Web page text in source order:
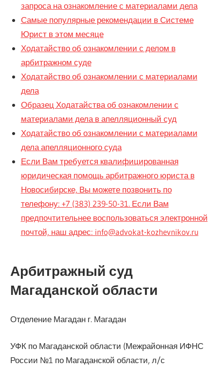
запроса на ознакомление с материалами дела
Самые популярные рекомендации в Системе
Юрист в этом месяце
Ходатайство об ознакомлении с делом в
арбитражном суде
Ходатайство об ознакомлении с материалами
дела
Образец Ходатайства об ознакомлении с
материалами дела в апелляционный суд
Ходатайство об ознакомлении с материалами
дела апелляционного суда
Если Вам требуется квалифицированная
юридическая помощь арбитражного юриста в
Новосибирске, Вы можете позвонить по
телефону: +7 (383) 239-50-31. Если Вам
предпочтительнее воспользоваться электронной
почтой, наш адрес: info@advokat-kozhevnikov.ru
Арбитражный суд
Магаданской области
Отделение Магадан г. Магадан
УФК по Магаданской области (Межрайонная ИФНС
России №1 по Магаданской области, л/с